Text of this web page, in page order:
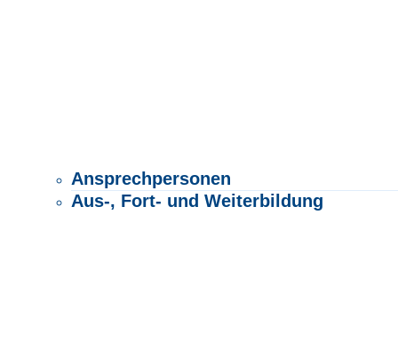
Ansprechpersonen
Aus-, Fort- und Weiterbildung